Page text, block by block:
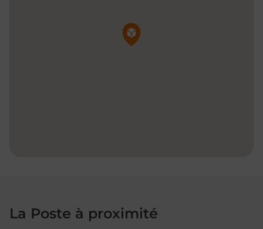
Pin de la carte
La Poste à proximité